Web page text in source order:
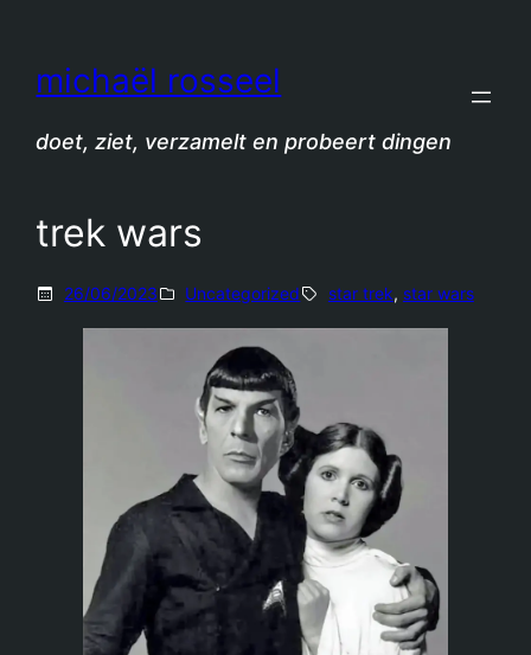
michaël rosseel
doet, ziet, verzamelt en probeert dingen
trek wars
26/06/2023 Uncategorized star trek, star wars